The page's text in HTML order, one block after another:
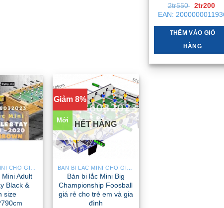
2tr550 Giá
gốc
là:
2tr550 .
2tr200
tại
là:
EAN:
THÊM VÀO GIỎ
HÀNG
Mini Adult
Black &
size
Giảm 8%
Mới HẾT HÀNG
Bàn bi lắc Mini Big
Championship Foosball
giá rẻ cho trẻ em và gia
đình